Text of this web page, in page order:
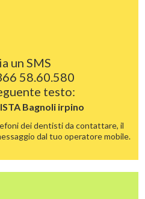
un SMS
58.60.580
testo:
Bagnoli irpino
dei dentisti da contattare, il
dal tuo operatore mobile.